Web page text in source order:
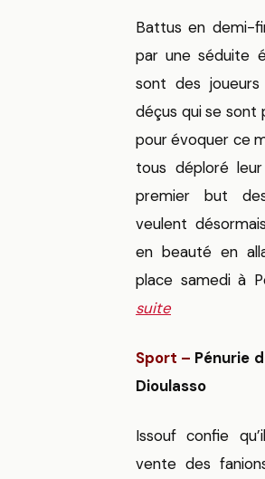
Battus en demi-
par une séduite
sont des
déçus qui se sont
pour évoquer ce
tous déploré
premier but
veulent
en beauté en
place samedi à
suite
Sport – Pénurie
Dioulasso
Issouf confie
vente des